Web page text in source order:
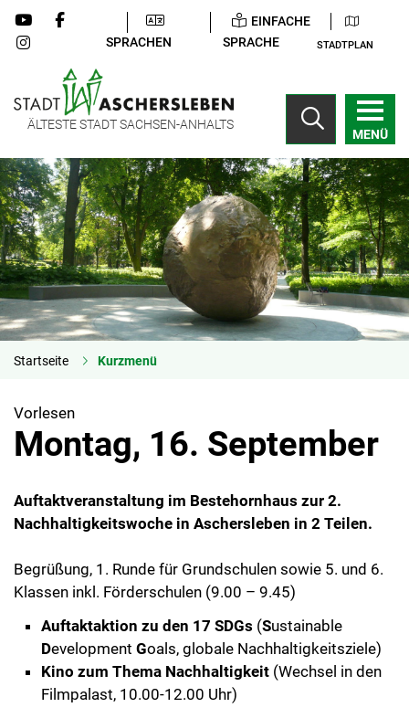
SPRACHEN
EINFACHE
SPRACHE
STADTPLAN
ÄLTESTE STADT SACHSEN-ANHALTS
MENÜ
Startseite Kurzmenü
Vorlesen
Montag, 16. September
Auftaktveranstaltung im Bestehornhaus zur 2.
Nachhaltigkeitswoche in Aschersleben in 2 Teilen.
Begrüßung, 1. Runde für Grundschulen sowie 5. und 6.
Klassen inkl. Förderschulen (9.00 – 9.45)
Auftaktaktion zu den 17 SDGs (Sustainable
Development Goals, globale Nachhaltigkeitsziele)
Kino zum Thema Nachhaltigkeit (Wechsel in den
Filmpalast, 10.00-12.00 Uhr)